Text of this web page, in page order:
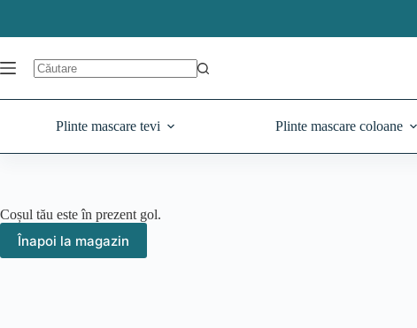
conținut
Plinte mascare tevi Plinte mascare coloane
Coșul tău este în prezent gol.
Înapoi la magazin